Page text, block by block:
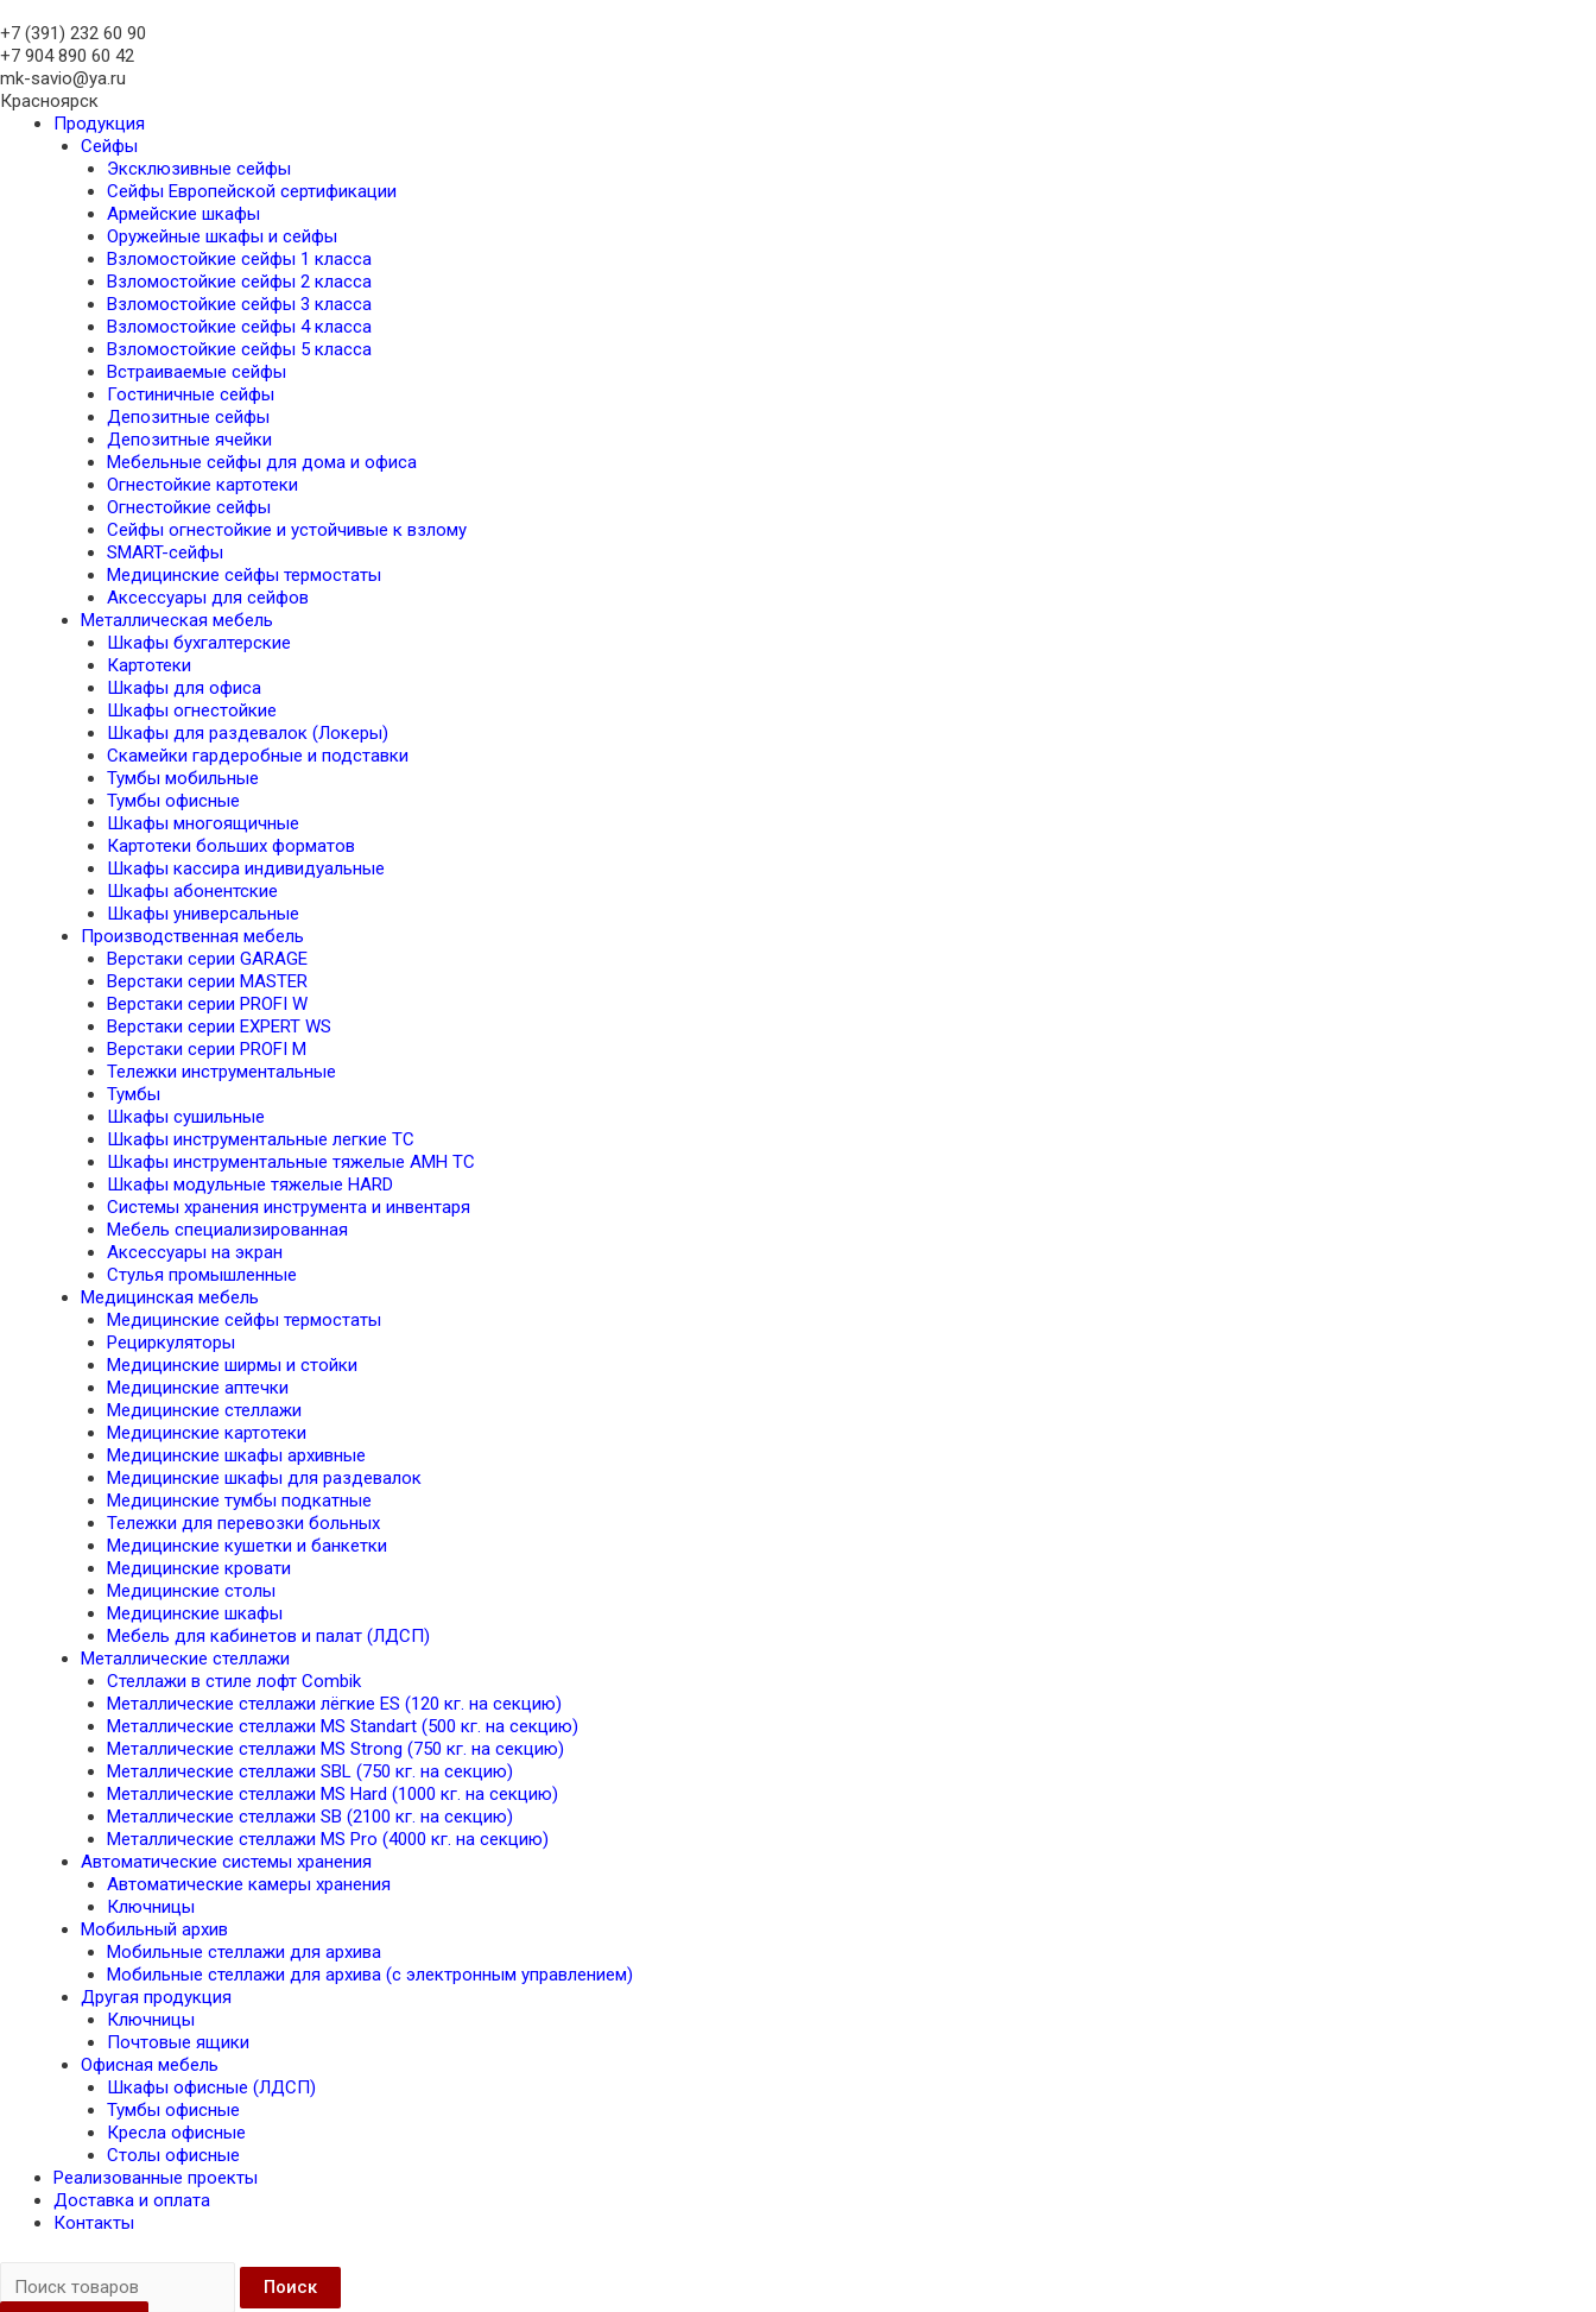
+7 (391) 232 60 90
+7 904 890 60 42
mk-savio@ya.ru
Красноярск
Продукция
Сейфы
Эксклюзивные сейфы
Сейфы Европейской сертификации
Армейские шкафы
Оружейные шкафы и сейфы
Взломостойкие сейфы 1 класса
Взломостойкие сейфы 2 класса
Взломостойкие сейфы 3 класса
Взломостойкие сейфы 4 класса
Взломостойкие сейфы 5 класса
Встраиваемые сейфы
Гостиничные сейфы
Депозитные сейфы
Депозитные ячейки
Мебельные сейфы для дома и офиса
Огнестойкие картотеки
Огнестойкие сейфы
Сейфы огнестойкие и устойчивые к взлому
SMART-сейфы
Медицинские сейфы термостаты
Аксессуары для сейфов
Металлическая мебель
Шкафы бухгалтерские
Картотеки
Шкафы для офиса
Шкафы огнестойкие
Шкафы для раздевалок (Локеры)
Скамейки гардеробные и подставки
Тумбы мобильные
Тумбы офисные
Шкафы многоящичные
Картотеки больших форматов
Шкафы кассира индивидуальные
Шкафы абонентские
Шкафы универсальные
Производственная мебель
Верстаки серии GARAGE
Верстаки серии MASTER
Верстаки серии PROFI W
Верстаки серии EXPERT WS
Верстаки серии PROFI M
Тележки инструментальные
Тумбы
Шкафы сушильные
Шкафы инструментальные легкие TC
Шкафы инструментальные тяжелые AMH TC
Шкафы модульные тяжелые HARD
Системы хранения инструмента и инвентаря
Мебель специализированная
Аксессуары на экран
Стулья промышленные
Медицинская мебель
Медицинские сейфы термостаты
Рециркуляторы
Медицинские ширмы и стойки
Медицинские аптечки
Медицинские стеллажи
Медицинские картотеки
Медицинские шкафы архивные
Медицинские шкафы для раздевалок
Медицинские тумбы подкатные
Тележки для перевозки больных
Медицинские кушетки и банкетки
Медицинские кровати
Медицинские столы
Медицинские шкафы
Мебель для кабинетов и палат (ЛДСП)
Металлические стеллажи
Стеллажи в стиле лофт Combik
Металлические стеллажи лёгкие ES (120 кг. на секцию)
Металлические стеллажи MS Standart (500 кг. на секцию)
Металлические стеллажи MS Strong (750 кг. на секцию)
Металлические стеллажи SBL (750 кг. на секцию)
Металлические стеллажи MS Hard (1000 кг. на секцию)
Металлические стеллажи SB (2100 кг. на секцию)
Металлические стеллажи MS Pro (4000 кг. на секцию)
Автоматические системы хранения
Автоматические камеры хранения
Ключницы
Мобильный архив
Мобильные стеллажи для архива
Мобильные стеллажи для архива (с электронным управлением)
Другая продукция
Ключницы
Почтовые ящики
Офисная мебель
Шкафы офисные (ЛДСП)
Тумбы офисные
Кресла офисные
Столы офисные
Реализованные проекты
Доставка и оплата
Контакты
Поиск